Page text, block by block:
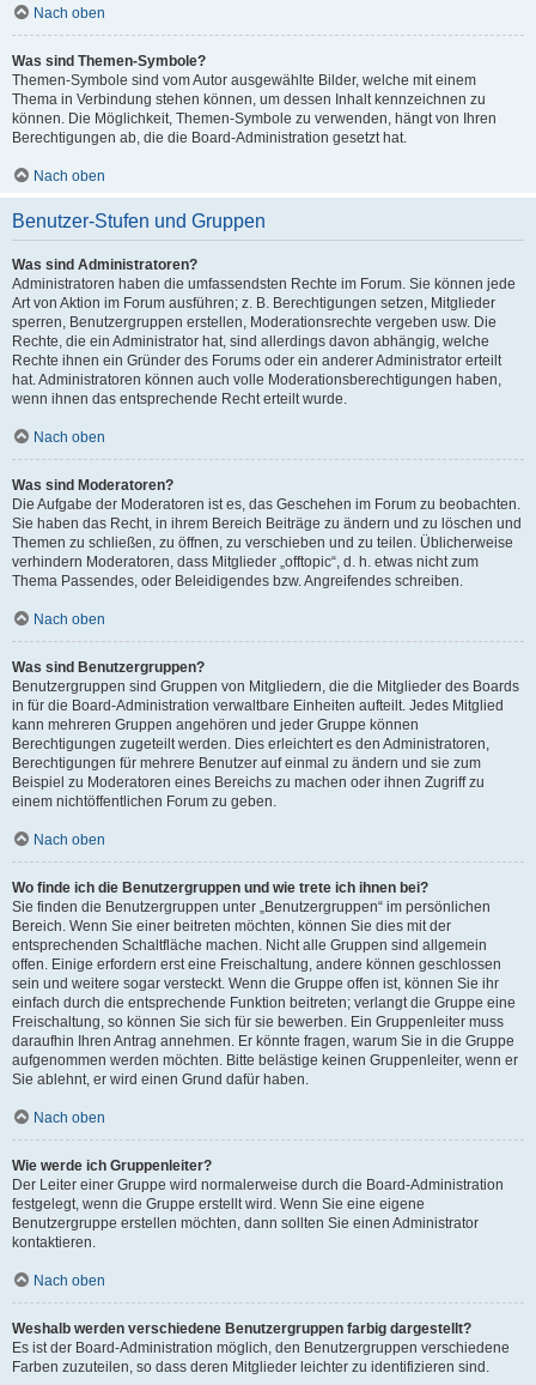
Nach oben
Was sind Themen-Symbole?
Themen-Symbole sind vom Autor ausgewählte Bilder, welche mit einem
Thema in Verbindung stehen können, um dessen Inhalt kennzeichnen zu
können. Die Möglichkeit, Themen-Symbole zu verwenden, hängt von Ihren
Berechtigungen ab, die die Board-Administration gesetzt hat.
Nach oben
Benutzer-Stufen und Gruppen
Was sind Administratoren?
Administratoren haben die umfassendsten Rechte im Forum. Sie können jede
Art von Aktion im Forum ausführen; z. B. Berechtigungen setzen, Mitglieder
sperren, Benutzergruppen erstellen, Moderationsrechte vergeben usw. Die
Rechte, die ein Administrator hat, sind allerdings davon abhängig, welche
Rechte ihnen ein Gründer des Forums oder ein anderer Administrator erteilt
hat. Administratoren können auch volle Moderationsberechtigungen haben,
wenn ihnen das entsprechende Recht erteilt wurde.
Nach oben
Was sind Moderatoren?
Die Aufgabe der Moderatoren ist es, das Geschehen im Forum zu beobachten.
Sie haben das Recht, in ihrem Bereich Beiträge zu ändern und zu löschen und
Themen zu schließen, zu öffnen, zu verschieben und zu teilen. Üblicherweise
verhindern Moderatoren, dass Mitglieder „offtopic“, d. h. etwas nicht zum
Thema Passendes, oder Beleidigendes bzw. Angreifendes schreiben.
Nach oben
Was sind Benutzergruppen?
Benutzergruppen sind Gruppen von Mitgliedern, die die Mitglieder des Boards
in für die Board-Administration verwaltbare Einheiten aufteilt. Jedes Mitglied
kann mehreren Gruppen angehören und jeder Gruppe können
Berechtigungen zugeteilt werden. Dies erleichtert es den Administratoren,
Berechtigungen für mehrere Benutzer auf einmal zu ändern und sie zum
Beispiel zu Moderatoren eines Bereichs zu machen oder ihnen Zugriff zu
einem nichtöffentlichen Forum zu geben.
Nach oben
Wo finde ich die Benutzergruppen und wie trete ich ihnen bei?
Sie finden die Benutzergruppen unter „Benutzergruppen“ im persönlichen
Bereich. Wenn Sie einer beitreten möchten, können Sie dies mit der
entsprechenden Schaltfläche machen. Nicht alle Gruppen sind allgemein
offen. Einige erfordern erst eine Freischaltung, andere können geschlossen
sein und weitere sogar versteckt. Wenn die Gruppe offen ist, können Sie ihr
einfach durch die entsprechende Funktion beitreten; verlangt die Gruppe eine
Freischaltung, so können Sie sich für sie bewerben. Ein Gruppenleiter muss
daraufhin Ihren Antrag annehmen. Er könnte fragen, warum Sie in die Gruppe
aufgenommen werden möchten. Bitte belästige keinen Gruppenleiter, wenn er
Sie ablehnt, er wird einen Grund dafür haben.
Nach oben
Wie werde ich Gruppenleiter?
Der Leiter einer Gruppe wird normalerweise durch die Board-Administration
festgelegt, wenn die Gruppe erstellt wird. Wenn Sie eine eigene
Benutzergruppe erstellen möchten, dann sollten Sie einen Administrator
kontaktieren.
Nach oben
Weshalb werden verschiedene Benutzergruppen farbig dargestellt?
Es ist der Board-Administration möglich, den Benutzergruppen verschiedene
Farben zuzuteilen, so dass deren Mitglieder leichter zu identifizieren sind.